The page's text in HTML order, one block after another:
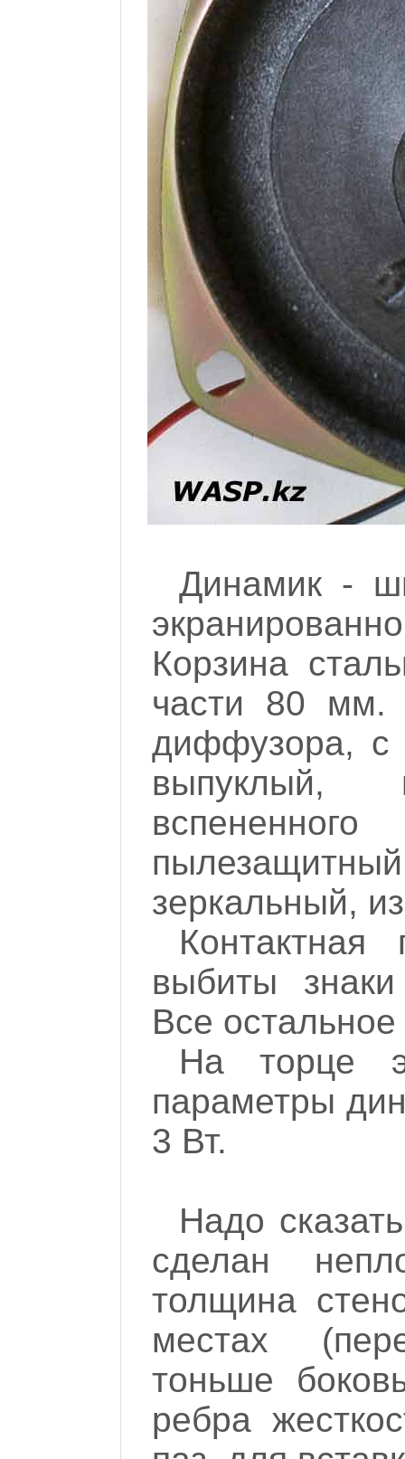
Динамик -
Корзина
части 80 мм.
диффузора,
выпуклый,
зеркальный,
выбиты
Все
На торце
параметры
3 Вт.
Надо
сделан
толщина
местах
тоньше
ребра